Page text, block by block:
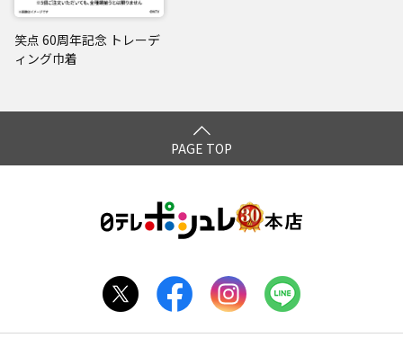
笑点 60周年記念 トレーデ
ィング巾着
PAGE TOP